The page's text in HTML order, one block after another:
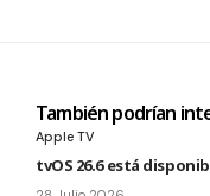
También podrían
Apple TV
tvOS 26.6 está